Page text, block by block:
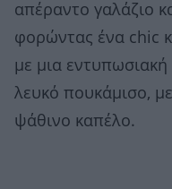
απέραντο γαλάζιο
φορώντας ένα chic
με μια
λευκό πουκάμισο,
ψάθινο καπέλο.